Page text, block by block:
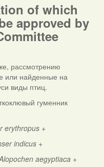
of which
approved by
рассмотрению
или найденные на
виды птиц.
гуменник
erythropus+
indicus+
aegyptiaca+